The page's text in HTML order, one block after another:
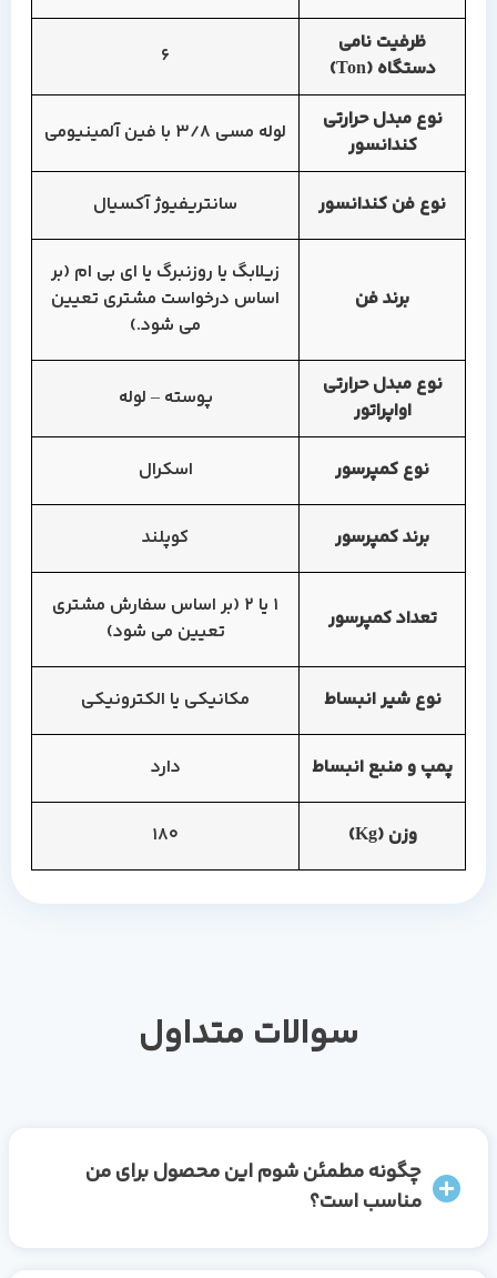
ظرفیت نامی
دستگاه (Ton)
نوع مبدل حرارتی
کندانسور
لوله مسی 3/8 با فین آلمینیومی
نوع فن کندانسور سانتریفیوژ آکسیال
برند فن
زیلابگ یا روزنبرگ یا ای بی ام (بر
اساس درخواست مشتری تعیین
می شود.)
نوع مبدل حرارتی
اواپراتور
پوسته – لوله
نوع کمپرسور اسکرال
برند کمپرسور کوپلند
تعداد کمپرسور
1 یا 2 (بر اساس سفارش مشتری
تعیین می شود)
نوع شیر انبساط مکانیکی یا الکترونیکی
پمپ و منبع انبساط
وزن (Kg)
سوالات متداول
چگونه مطمئن شوم این محصول برای من
مناسب است؟